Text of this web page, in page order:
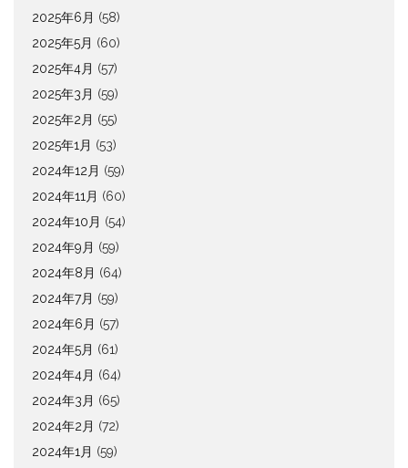
2025年6月 (58)
2025年5月 (60)
2025年4月 (57)
2025年3月 (59)
2025年2月 (55)
2025年1月 (53)
2024年12月 (59)
2024年11月 (60)
2024年10月 (54)
2024年9月 (59)
2024年8月 (64)
2024年7月 (59)
2024年6月 (57)
2024年5月 (61)
2024年4月 (64)
2024年3月 (65)
2024年2月 (72)
2024年1月 (59)